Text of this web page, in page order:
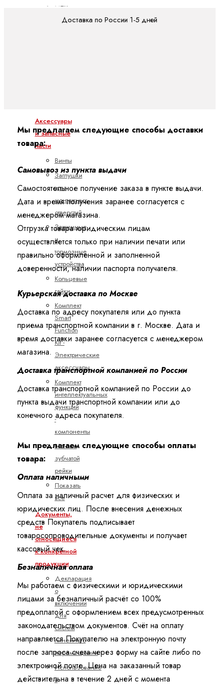
MTX -
CML
Аксессуары
и запасные
части
Винты
Заглушки
для
монтажных
отверстий
Зажимные
и
тормозные
устройства
Кольцевые
гайки
Комплект
Smart
Function
Kit -
Электрические
аксессуары
Комплект
интеллектуальных
функций
-
компоненты
Монтаж
зубчатой
рейки
Показать
все
Документы,
не
относящиеся
к конкретной
продукции
Декларация
о
включении
для
систем
линейного
перемещения
Использование
в
Доставка по России 1-5 дней
Мы предлагаем следующие способы доставки
товара:
Самовывоз из пункта выдачи
Самостоятельное получение заказа в пункте выдачи.
Дата и время получения заранее согласуется с
менеджером магазина.
Отгрузка товара юридическим лицам
осуществляется только при наличии печати или
правильно оформленной и заполненной
доверенности, наличии паспорта получателя.
Курьерская доставка по Москве
Доставка по адресу покупателя или до пункта
приема транспортной компании в г. Москве. Дата и
время доставки заранее согласуется с менеджером
магазина.
Доставка транспортной компанией по России
Доставка транспортной компанией по России до
пункта выдачи транспортной компании или до
конечного адреса покупателя.
Мы предлагаем следующие способы оплаты
товара:
Оплата наличными
Оплата за наличный расчет для физических и
юридических лиц. После внесения денежных
средств Покупатель подписывает
товаросопроводительные документы и получает
кассовый чек.
Безналичная оплата
Мы работаем с физическими и юридическими
лицами за безналичный расчёт со 100%
предоплатой с оформлением всех предусмотренных
законодательством документов. Счёт на оплату
направляется Покупателю на электронную почту
после запроса счета через форму на сайте либо по
электронной почте. Цена на заказанный товар
действительна в течение 2 дней с момента